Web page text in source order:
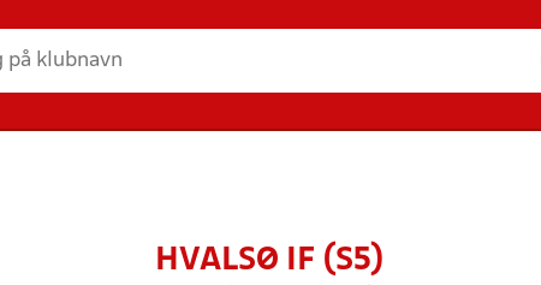
HVALSØ IF (S5)